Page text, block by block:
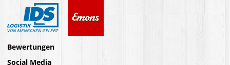
Bewertungen
Social Media